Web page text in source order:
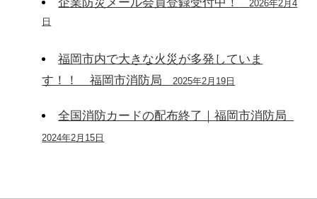
2026年2月4
日
福岡市内で大きな火災が多発していま
す！！ 福岡市消防局
2025年2月19日
全国消防カードの配布終了｜福岡市消防局
2024年2月15日